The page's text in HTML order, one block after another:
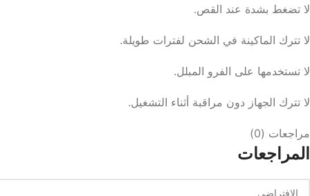
لا تضغط بشدة عند القص.
لا تترك الماكينة في الشحن لفترات طويلة.
لا تستخدمها على الفرو المبلل.
لا تترك الجهاز دون مراقبة أثناء التشغيل.
مراجعات (0)
المراجعات